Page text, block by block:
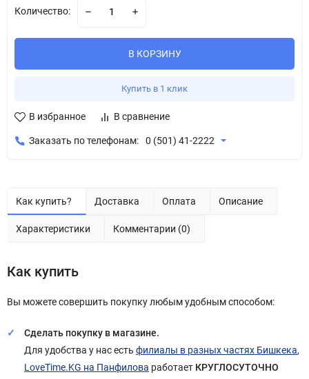
Количество:
В КОРЗИНУ
Купить в 1 клик
В избранное В сравнение
Заказать по телефонам: 0 (501) 41-2222
Как купить? Доставка Оплата Описание
Характеристики Комментарии (0)
Как купить
Вы можете совершить покупку любым удобным способом:
Сделать покупку в магазине.
Для удобства у нас есть филиалы в разных частях Бишкека,
LoveTime.KG на Панфилова работает КРУГЛОСУТОЧНО